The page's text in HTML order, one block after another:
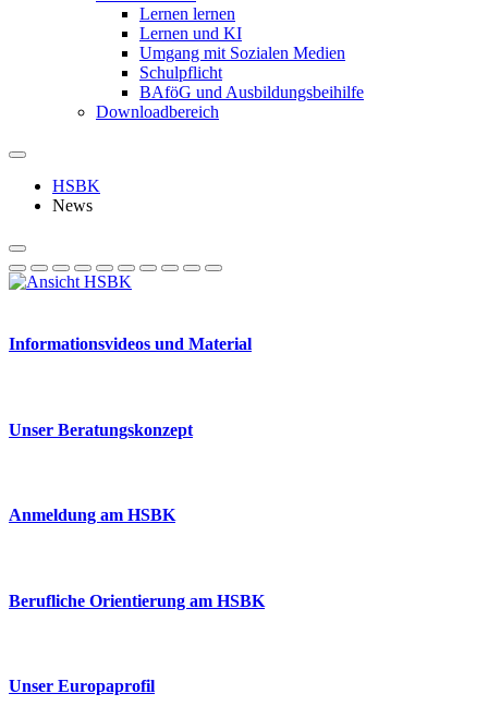
Lernen lernen
Lernen und KI
Umgang mit Sozialen Medien
Schulpflicht
BAföG und Ausbildungsbeihilfe
Downloadbereich
HSBK
News
Informationsvideos und Material
Unser Beratungskonzept
Anmeldung am HSBK
Berufliche Orientierung am HSBK
Unser Europaprofil